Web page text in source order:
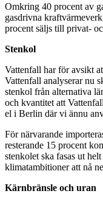
Omkring 40 procent av
gasdrivna
procent säljs till privat-
Stenkol
Vattenfall har för avsikt
Vattenfall analyserar nu
stenkol från alternativa
och kvantitet att
el i Berlin där vi ännu
För närvarande
resterande 15 procent
stenkolet ska fasas ut
klimatambitioner att nå
Kärnbränsle och uran